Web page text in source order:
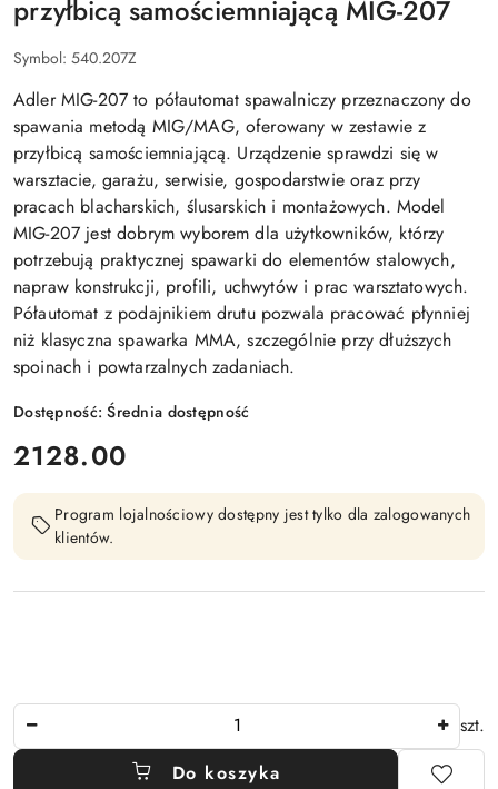
przyłbicą samościemniającą MIG-207
Symbol: 540.207Z
Adler MIG-207 to półautomat spawalniczy przeznaczony do
spawania metodą MIG/MAG, oferowany w zestawie z
przyłbicą samościemniającą. Urządzenie sprawdzi się w
warsztacie, garażu, serwisie, gospodarstwie oraz przy
pracach blacharskich, ślusarskich i montażowych. Model
MIG-207 jest dobrym wyborem dla użytkowników, którzy
potrzebują praktycznej spawarki do elementów stalowych,
napraw konstrukcji, profili, uchwytów i prac warsztatowych.
Półautomat z podajnikiem drutu pozwala pracować płynniej
niż klasyczna spawarka MMA, szczególnie przy dłuższych
spoinach i powtarzalnych zadaniach.
Dostępność:Średnia dostępność
cena:
2128.00
Program lojalnościowy dostępny jest tylko dla zalogowanych
klientów.
szt.
Do koszyka